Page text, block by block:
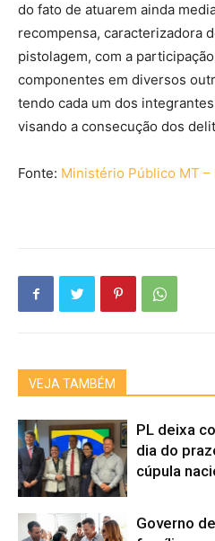
do fato de atuarem ainda
recompensa, caracterizadora
pistolagem, com a
componentes em diversos
tendo cada um dos
visando a consecução dos
Fonte: Ministério Público MT –
VEJA TAMBÉM
PL deixa
dia do
cúpula
Governo